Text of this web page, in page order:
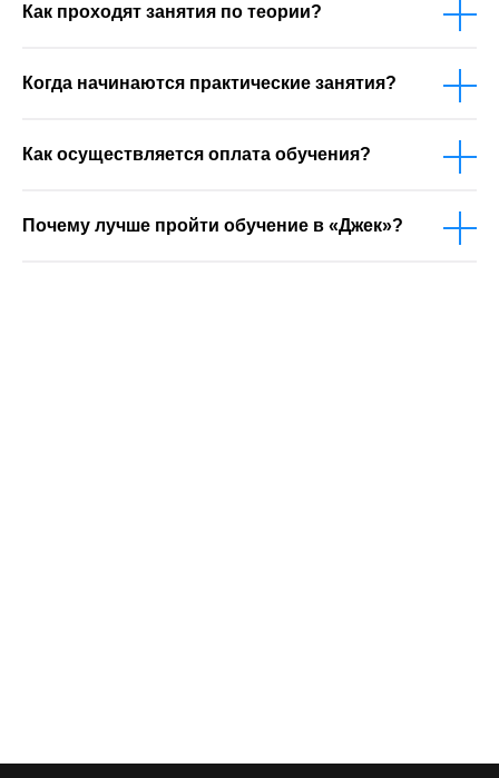
Как проходят занятия по теории?
Когда начинаются практические занятия?
Как осуществляется оплата обучения?
Почему лучше пройти обучение в «Джек»?